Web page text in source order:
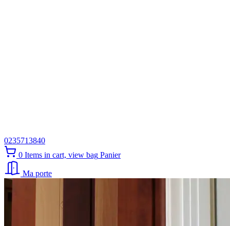
0235713840
0 Items in cart, view bag Panier
Ma porte